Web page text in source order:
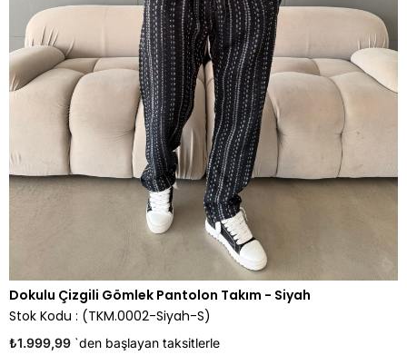
Dokulu Çizgili Gömlek Pantolon Takım - Siyah
Stok Kodu
(TKM.0002-Siyah-S)
₺1.999,99 `den başlayan taksitlerle